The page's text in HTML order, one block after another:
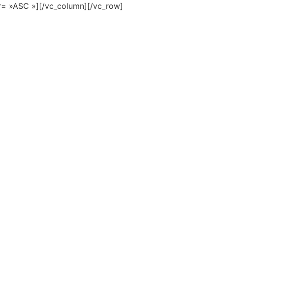
»ASC »][/vc_column][/vc_row]